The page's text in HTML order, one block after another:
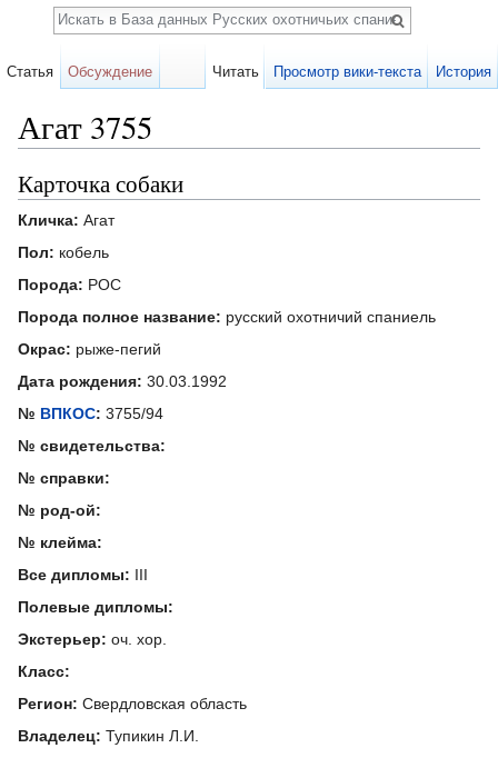
Агат 3755
Карточка собаки
Кличка: Агат
Пол: кобель
Порода: РОС
Порода полное название: русский охотничий спаниель
Окрас: рыже-пегий
Дата рождения: 30.03.1992
№ ВПКОС: 3755/94
№ свидетельства:
№ справки:
№ род-ой:
№ клейма:
Все дипломы: III
Полевые дипломы:
Экстерьер: оч. хор.
Класс:
Регион: Свердловская область
Владелец: Тупикин Л.И.
Статья Обсуждение Читать Просмотр вики-текста История
Поиск